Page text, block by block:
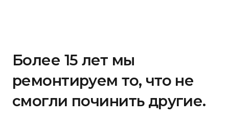
Более 15 лет мы
ремонтируем то, что не
смогли починить другие.